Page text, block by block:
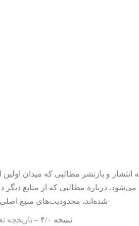
انتشار و بازنشر مطالبی که میدان اولین
درباره مطالبی که از منابع دیگر
شده‌اند، محدودیت‌های منبع اصلی
نسخه ۴/۰ – تاریخچه